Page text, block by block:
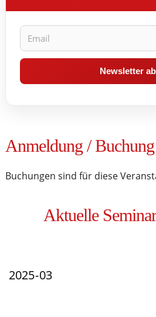
Anmeldung / Buchung
Buchungen sind für diese
Aktuelle